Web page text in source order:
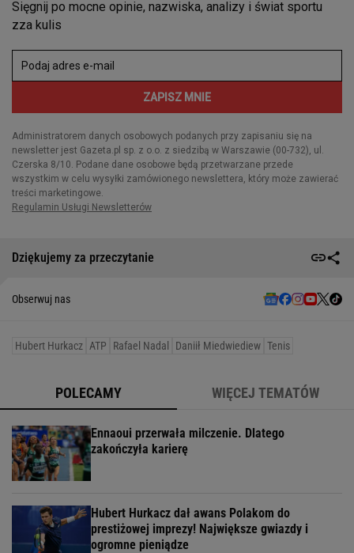
Dziękujemy za przeczytanie
Obserwuj nas
Hubert Hurkacz ATP Rafael Nadal Daniił Miedwiediew Tenis
POLECAMY WIĘCEJ TEMATÓW
Ennaoui przerwała milczenie. Dlatego
zakończyła karierę
Hubert Hurkacz dał awans Polakom do
prestiżowej imprezy! Największe gwiazdy i
ogromne pieniądze